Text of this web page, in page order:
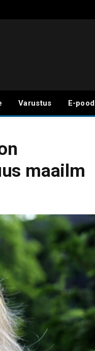
Varustus E-pood
maailm